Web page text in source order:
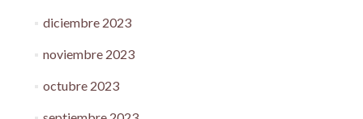
diciembre 2023
noviembre 2023
octubre 2023